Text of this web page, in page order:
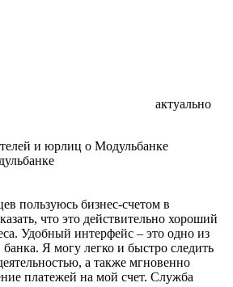
актуально
и юрлиц о Модульбанке
пользуюсь бизнес-счетом в
что это действительно хороший
Удобный интерфейс – это одно из
Я могу легко и быстро следить
а также мгновенно
платежей на мой счет. Служба